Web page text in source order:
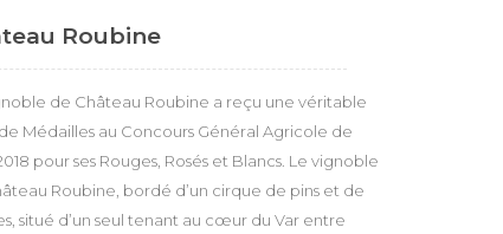
Roubine
de Château Roubine a reçu une véritable
Médailles au Concours Général Agricole de
pour ses Rouges, Rosés et Blancs. Le vignoble
Roubine, bordé d’un cirque de pins et de
situé d’un seul tenant au cœur du Var entre